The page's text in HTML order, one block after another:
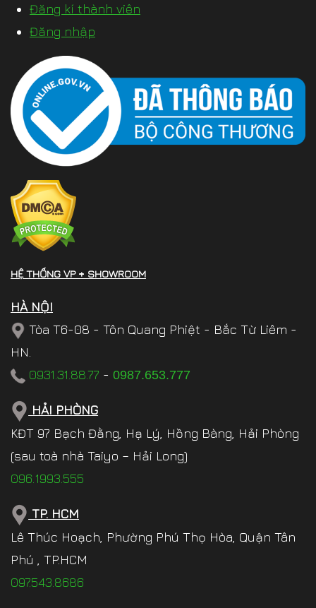
Đăng kí thành viên
Đăng nhập
HỆ THỐNG VP + SHOWROOM
HÀ NỘI
Tòa T6-08 - Tôn Quang Phiệt - Bắc Từ Liêm -
HN.
0931.31.88.77 - 0987.653.777
HẢI PHÒNG
KĐT 97 Bạch Đằng, Hạ Lý, Hồng Bàng, Hải Phòng
(sau toà nhà Taiyo – Hải Long)
096.1993.555
TP. HCM
Lê Thúc Hoạch, Phường Phú Thọ Hòa, Quận Tân
Phú , TP.HCM
097.543.8686